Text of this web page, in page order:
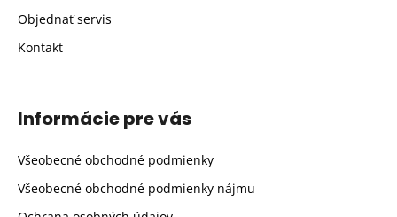
Objednať servis
Kontakt
Informácie pre vás
Všeobecné obchodné podmienky
Všeobecné obchodné podmienky nájmu